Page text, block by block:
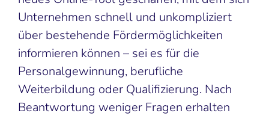
Unternehmen schnell und unkompliziert
über bestehende Fördermöglichkeiten
informieren können – sei es für die
Personalgewinnung, berufliche
Weiterbildung oder Qualifizierung. Nach
Beantwortung weniger Fragen erhalten